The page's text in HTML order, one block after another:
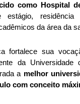
como Hospital
estágio, residência
da área da
fortalece sua
da Universidade
a melhor
com conceito